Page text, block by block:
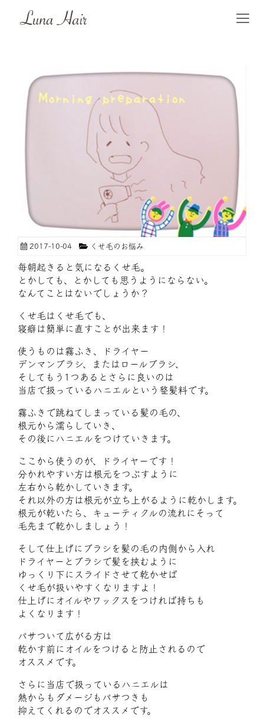
2017-10-04 くせ毛のお悩み
毎朝起きると気になるくせ毛。
とかしても、とかしても思うようにならない。
なんてことはないでしょうか？
くせ毛はくせ毛でも、
寝癖は簡単に直すことが出来ます！
使うものは霧ふき、ドライヤー
デンマンブラシ、またはロールブラシ、
そしてもう1つあるとさらに良いのは
当店で扱っているハニエルという整髪料です。
霧ふきで跳ねてしまっている髪の毛の、
根元から濡らしていき、
その後にハニエルをつけていきます。
ここから使うのが、ドライヤーです！
分かれやすい方は根元をつぶすように
左右から乾かしていきます。
それ以外の方は根元が立ち上がるように乾かします。
根元が乾いたら、キューティクルの流れにそって
毛先まで乾かしましょう！
そして仕上げにブラシを髪の毛の内側から入れ
ドライヤーとブラシで髪を挟むように
ゆっくり下にスライドさせて乾かせば
くせ毛が扱いやすくなりますよ！
仕上げにオイルやワックスをつければ持ちも
よくなります！
パサついて広がる方は
乾かす前にオイルをつけると防止されるので
オススメです。
さらに当店で扱っているハニエルは
熱からもダメージもパサつきも
抑えてくれるのでオススメです。